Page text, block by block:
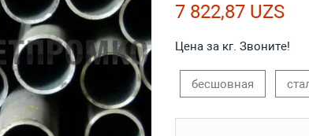
7 822,87 UZS
Цена за кг. Звоните!
бесшовная